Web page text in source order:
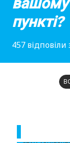
пункті?
457